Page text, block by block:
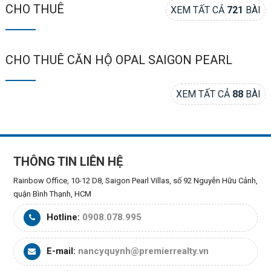
CHO THUÊ XEM TẤT CẢ 721 BÀI
CHO THUÊ CĂN HỘ OPAL SAIGON PEARL
XEM TẤT CẢ 88 BÀI
THÔNG TIN LIÊN HỆ
Rainbow Office, 10-12 D8, Saigon Pearl Villas, số 92 Nguyễn Hữu Cảnh,
quận Bình Thạnh, HCM
Hotline: 0908.078.995
E-mail: nancyquynh@premierrealty.vn